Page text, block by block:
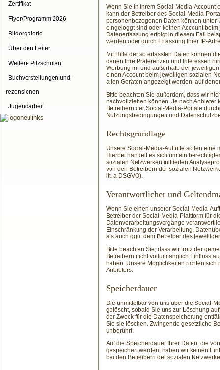
Zertifikat
Flyer/Programm 2026
Bildergalerie
Über den Leiter
Weitere Pilzschulen
Buchvorstellungen und -
rezensionen
Jugendarbeit
Wenn Sie in Ihrem Social-Media-Account
kann der Betreiber des Social-Media-
personenbezogenen Daten können unter
eingeloggt sind oder keinen Account
Datenerfassung erfolgt in diesem Fall
werden oder durch Erfassung Ihrer IP-
Mit Hilfe der so erfassten Daten können
denen Ihre Präferenzen und Interessen
Werbung in- und außerhalb der
einen Account beim jeweiligen sozialen
allen Geräten angezeigt werden, auf
Bitte beachten Sie außerdem, dass wir
nachvollziehen können. Je nach Anbieter
Betreibern der Social-Media-Portale
Nutzungsbedingungen und
Rechtsgrundlage
Unsere Social-Media-Auftritte sollen eine
Hierbei handelt es sich um ein
sozialen Netzwerken initiierten
von den Betreibern der sozialen
lit. a DSGVO).
Verantwortlicher und
Wenn Sie einen unserer Social-Media-
Betreiber der Social-Media-Plattform für
Datenverarbeitungsvorgänge
Einschränkung der Verarbeitung,
als auch ggü. dem Betreiber des
Bitte beachten Sie, dass wir trotz der
Betreibern nicht vollumfänglich Einfluss
haben. Unsere Möglichkeiten richten
Anbieters.
Speicherdauer
Die unmittelbar von uns über die Social-
gelöscht, sobald Sie uns zur Löschung
der Zweck für die Datenspeicherung
Sie sie löschen. Zwingende gesetzliche
unberührt.
Auf die Speicherdauer Ihrer Daten, die
gespeichert werden, haben wir keinen
bei den Betreibern der sozialen